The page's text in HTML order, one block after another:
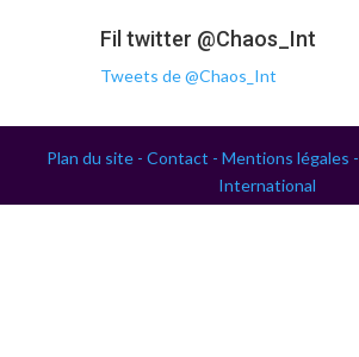
Fil twitter @Chaos_Int
Tweets de @Chaos_Int
Plan du site - Contact - Mentions légales -
International